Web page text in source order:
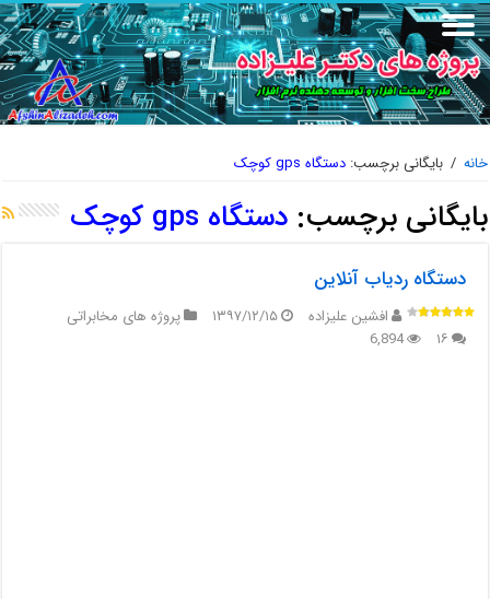
خانه / بایگانی برچسب:دستگاه gps کوچک
بایگانی برچسب:دستگاه gps کوچک
دستگاه ردیاب آنلاین
افشین علیزاده ۱۳۹۷/۱۲/۱۵
پروژه های مخابراتی
۱۶
6,894